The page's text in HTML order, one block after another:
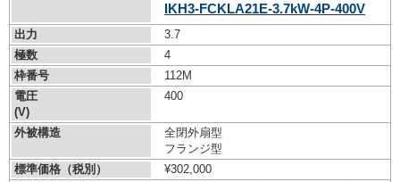
IKH3-FCKLA21E-3.7kW-4P-400V
出力
3.7
極数
4
枠番号
112M
電圧
(V)
400
外被構造
全閉外扇型
フランジ型
標準価格（税別）
¥302,000